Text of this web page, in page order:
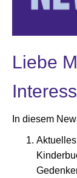
Liebe
In diesem